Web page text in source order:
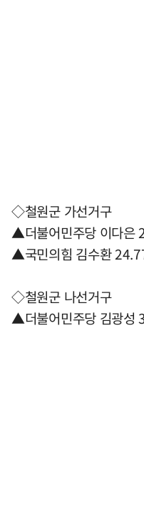
◇철원군 가선거구
▲더불어민주당 이다은
▲국민의힘 김수환
◇철원군 나선거구
▲더불어민주당 김광성